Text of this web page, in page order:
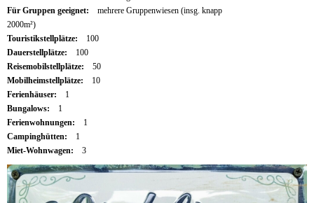
Für Gruppen geeignet:
mehrere Gruppenwiesen (insg. knapp
2000m²)
Touristikstellplätze:
100
Dauerstellplätze:
100
Reisemobilstellplätze:
50
Mobilheimstellplätze:
10
Ferienhäuser:
1
Bungalows:
1
Ferienwohnungen:
1
Campinghütten:
1
Miet-Wohnwagen:
3